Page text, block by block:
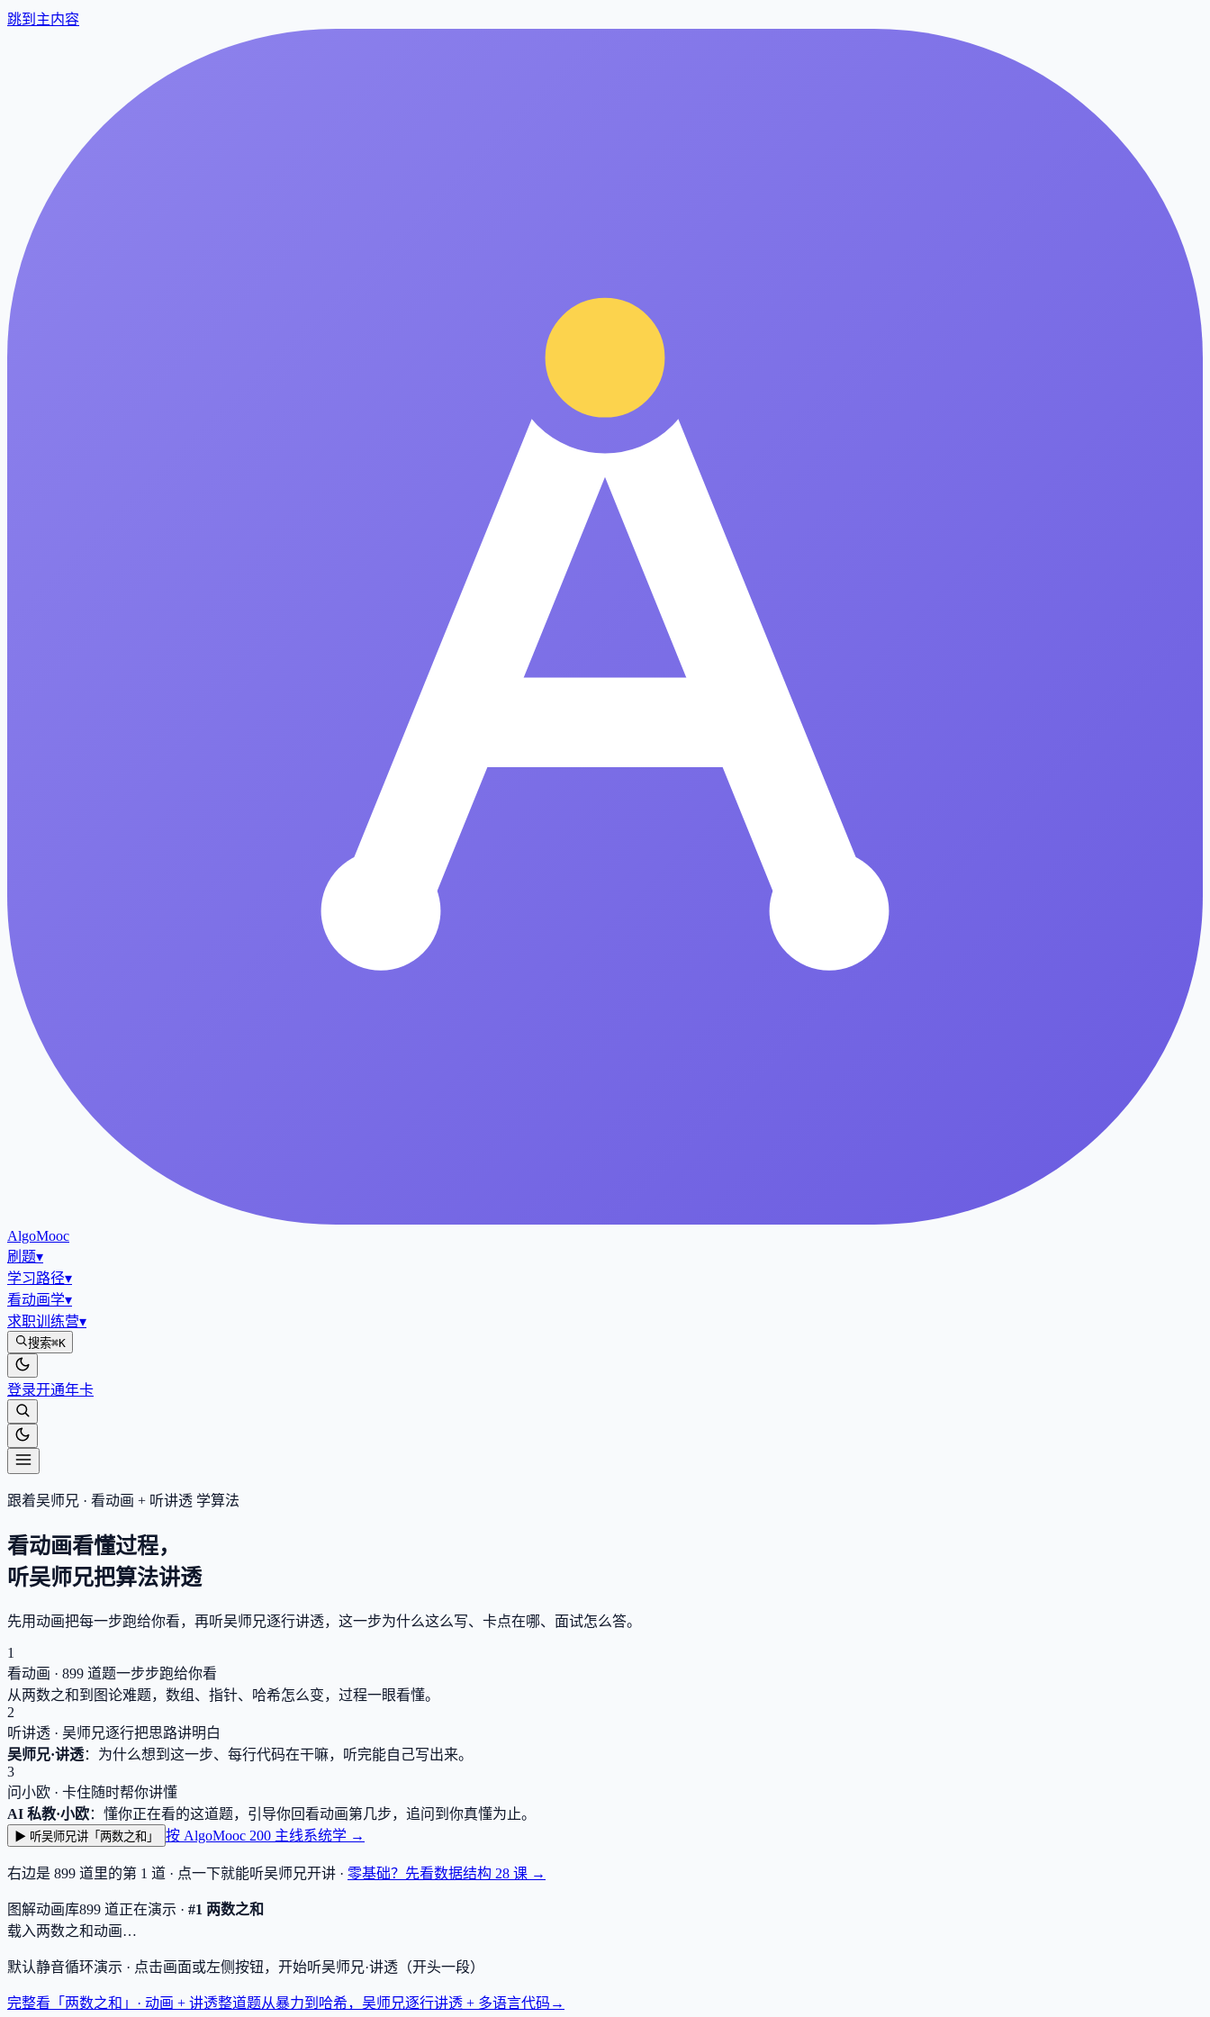
跳到主内容
AlgoMooc
刷题▾
学习路径▾
看动画学▾
求职训练营▾
搜索⌘K
登录开通年卡
跟着吴师兄 · 看动画 + 听讲透 学算法
看动画看懂过程，
听吴师兄把算法讲透
先用动画把每一步跑给你看，再听吴师兄逐行讲透，这一步为什么这么写、卡点在哪、面试怎么答。
1
看动画 · 899 道题一步步跑给你看
从两数之和到图论难题，数组、指针、哈希怎么变，过程一眼看懂。
2
听讲透 · 吴师兄逐行把思路讲明白
吴师兄·讲透：为什么想到这一步、每行代码在干嘛，听完能自己写出来。
3
问小欧 · 卡住随时帮你讲懂
AI 私教·小欧：懂你正在看的这道题，引导你回看动画第几步，追问到你真懂为止。
▶ 听吴师兄讲「两数之和」 按 AlgoMooc 200 主线系统学 →
右边是 899 道里的第 1 道 · 点一下就能听吴师兄开讲 · 零基础？先看数据结构 28 课 →
图解动画库899 道正在演示 · #1 两数之和
载入两数之和动画…
默认静音循环演示 · 点击画面或左侧按钮，开始听吴师兄·讲透（开头一段）
完整看「两数之和」· 动画 + 讲透整道题从暴力到哈希，吴师兄逐行讲透 + 多语言代码 →